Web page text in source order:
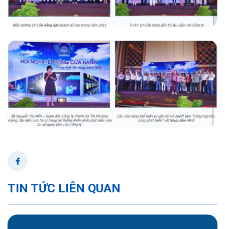
TIN TỨC LIÊN QUAN